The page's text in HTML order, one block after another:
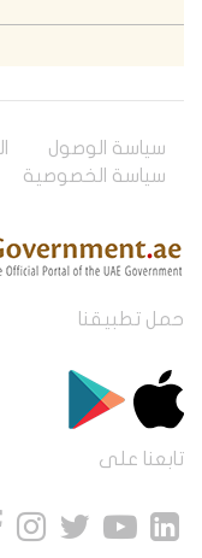
سياسة الوصول
سياسة الخصوصية
حمل تطبيقنا
تابعنا على